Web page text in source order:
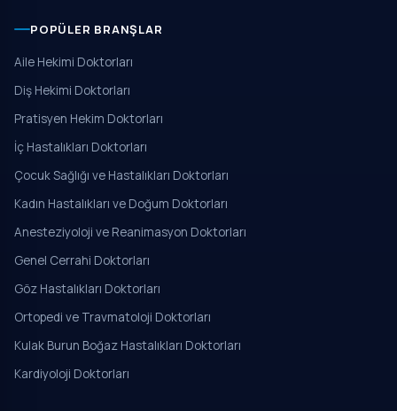
POPÜLER BRANŞLAR
Aile Hekimi Doktorları
Diş Hekimi Doktorları
Pratisyen Hekim Doktorları
İç Hastalıkları Doktorları
Çocuk Sağlığı ve Hastalıkları Doktorları
Kadın Hastalıkları ve Doğum Doktorları
Anesteziyoloji ve Reanimasyon Doktorları
Genel Cerrahi Doktorları
Göz Hastalıkları Doktorları
Ortopedi ve Travmatoloji Doktorları
Kulak Burun Boğaz Hastalıkları Doktorları
Kardiyoloji Doktorları